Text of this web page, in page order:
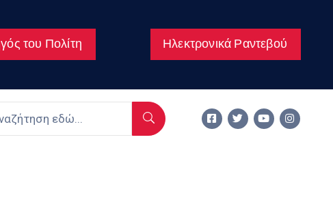
του Πολίτη Ηλεκτρονικά Ραντεβού